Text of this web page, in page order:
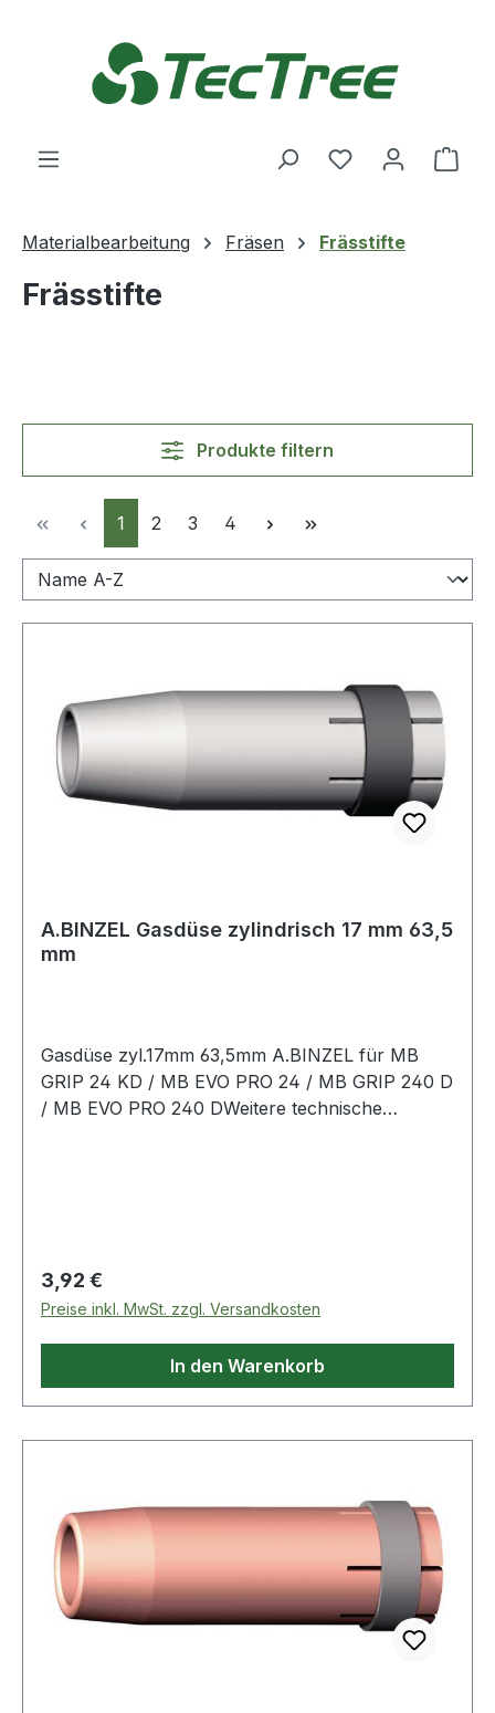
Du hast 0
Materialbearbeitung Fräsen Frässtifte
Frässtifte
Produkte filtern
Seite
1 Seite
2 Seite
3 Seite
4
A.BINZEL Gasdüse zylindrisch 17 mm 63,5
mm
Gasdüse zyl.17mm 63,5mm A.BINZEL für MB
GRIP 24 KD / MB EVO PRO 24 / MB GRIP 240 D
/ MB EVO PRO 240 DWeitere technische
Regulärer Preis:
3,92 €
Preise inkl. MwSt. zzgl. Versandkosten
In den Warenkorb